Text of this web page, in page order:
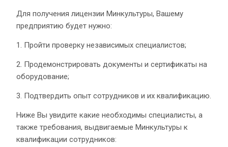
Для получения лицензии Минкультуры, Вашему
предприятию будет нужно:
1. Пройти проверку независимых специалистов;
2. Продемонстрировать документы и сертификаты на
оборудование;
3. Подтвердить опыт сотрудников и их квалификацию.
Ниже Вы увидите какие необходимы специалисты, а
также требования, выдвигаемые Минкультуры к
квалификации сотрудников: